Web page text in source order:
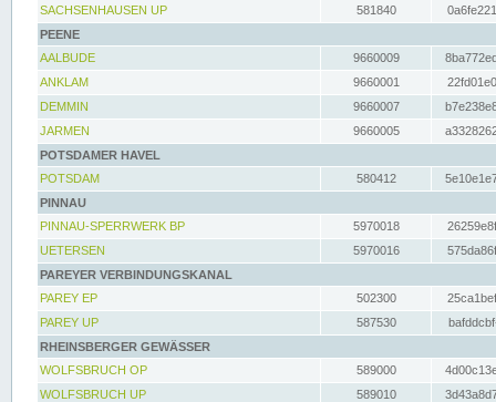
SACHSENHAUSEN UP
581840
PEENE
AALBUDE
9660009
ANKLAM
9660001
DEMMIN
9660007
JARMEN
9660005
POTSDAMER HAVEL
POTSDAM
580412
PINNAU
PINNAU-SPERRWERK BP
5970018
UETERSEN
5970016
PAREYER VERBINDUNGSKANAL
PAREY EP
502300
PAREY UP
587530
RHEINSBERGER GEWÄSSER
WOLFSBRUCH OP
589000
WOLFSBRUCH UP
589010